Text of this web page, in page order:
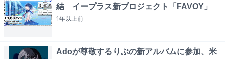
結 イープラス新プロジェクト「FAVOY」
1年以上前
Adoが尊敬するりぶの新アルバムに参加、米